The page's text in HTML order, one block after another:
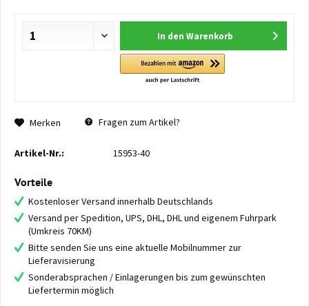
In den Warenkorb
Merken Fragen zum Artikel?
Artikel-Nr.: 15953-40
Vorteile
Kostenloser Versand innerhalb Deutschlands
Versand per Spedition, UPS, DHL, DHL und eigenem Fuhrpark
(Umkreis 70KM)
Bitte senden Sie uns eine aktuelle Mobilnummer zur
Lieferavisierung
Sonderabsprachen / Einlagerungen bis zum gewünschten
Liefertermin möglich